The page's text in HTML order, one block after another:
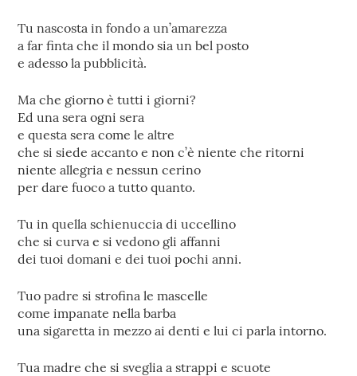
Tu nascosta in fondo a un’amarezza
a far finta che il mondo sia un bel posto
e adesso la pubblicità.
Ma che giorno è tutti i giorni?
Ed una sera ogni sera
e questa sera come le altre
che si siede accanto e non c’è niente che ritorni
niente allegria e nessun cerino
per dare fuoco a tutto quanto.
Tu in quella schienuccia di uccellino
che si curva e si vedono gli affanni
dei tuoi domani e dei tuoi pochi anni.
Tuo padre si strofina le mascelle
come impanate nella barba
una sigaretta in mezzo ai denti e lui ci parla intorno.
Tua madre che si sveglia a strappi e scuote